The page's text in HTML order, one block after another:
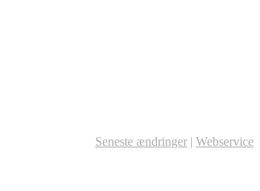
Seneste ændringer | Webservice